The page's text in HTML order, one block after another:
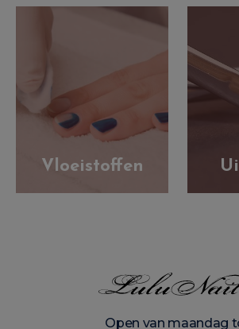
Vloeistoffen
Open van maandag